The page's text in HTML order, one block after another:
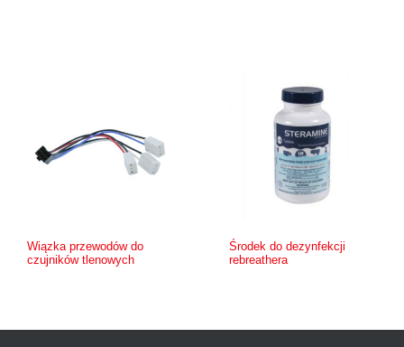
Wiązka przewodów do
czujników tlenowych
Środek do dezynfekcji
rebreathera